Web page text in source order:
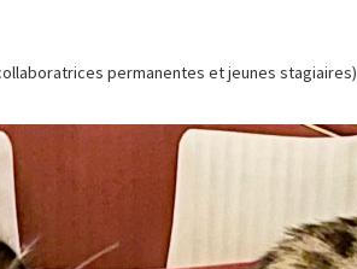
permanentes et jeunes stagiaires)